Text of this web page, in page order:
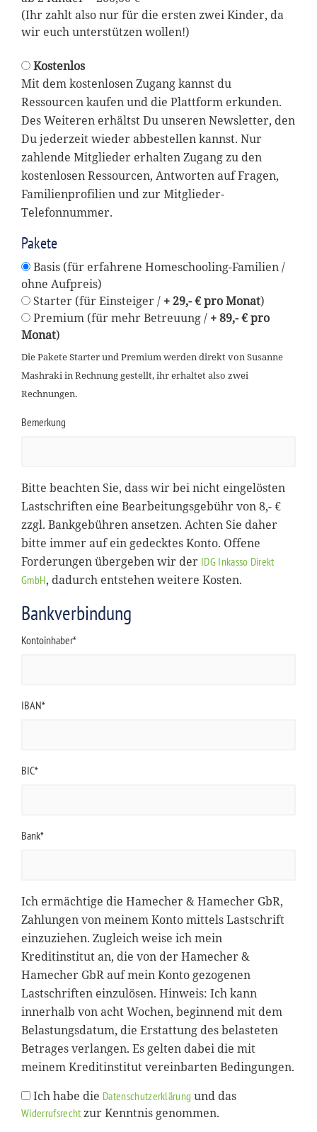
(Ihr zahlt also nur für die ersten zwei Kinder, da
wir euch unterstützen wollen!)
Kostenlos
Mit dem kostenlosen Zugang kannst du
Ressourcen kaufen und die Plattform erkunden.
Des Weiteren erhältst Du unseren Newsletter, den
Du jederzeit wieder abbestellen kannst. Nur
zahlende Mitglieder erhalten Zugang zu den
kostenlosen Ressourcen, Antworten auf Fragen,
Familienprofilien und zur Mitglieder-
Telefonnummer.
Pakete
Basis (für erfahrene Homeschooling-Familien /
ohne Aufpreis)
Starter (für Einsteiger / + 29,- € pro Monat)
Premium (für mehr Betreuung / + 89,- € pro
Monat)
Die Pakete Starter und Premium werden direkt von Susanne
Mashraki in Rechnung gestellt, ihr erhaltet also zwei
Rechnungen.
Bemerkung
Bitte beachten Sie, dass wir bei nicht eingelösten
Lastschriften eine Bearbeitungsgebühr von 8,- €
zzgl. Bankgebühren ansetzen. Achten Sie daher
bitte immer auf ein gedecktes Konto. Offene
Forderungen übergeben wir der IDG Inkasso Direkt
GmbH, dadurch entstehen weitere Kosten.
Bankverbindung
Kontoinhaber*
IBAN*
BIC*
Bank*
Ich ermächtige die Hamecher & Hamecher GbR,
Zahlungen von meinem Konto mittels Lastschrift
einzuziehen. Zugleich weise ich mein
Kreditinstitut an, die von der Hamecher &
Hamecher GbR auf mein Konto gezogenen
Lastschriften einzulösen. Hinweis: Ich kann
innerhalb von acht Wochen, beginnend mit dem
Belastungsdatum, die Erstattung des belasteten
Betrages verlangen. Es gelten dabei die mit
meinem Kreditinstitut vereinbarten Bedingungen.
Ich habe die Datenschutzerklärung und das
Widerrufsrechtzur Kenntnis genommen.